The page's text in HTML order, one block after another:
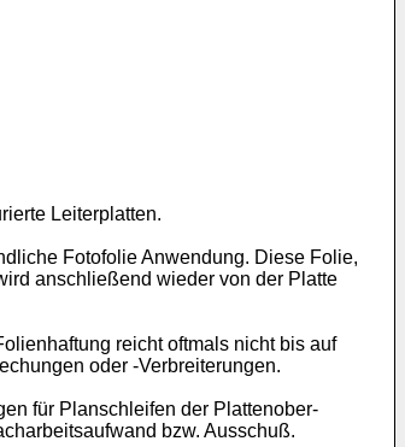
Leiterplatten.
Fotofolie Anwendung. Diese Folie,
anschließend wieder von der Platte
reicht oftmals nicht bis auf
oder -Verbreiterun­gen.
für Planschleifen der Plattenober­
bzw. Aus­schuß.